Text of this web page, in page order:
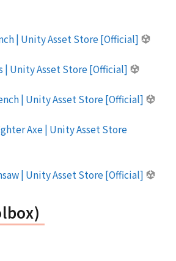
| Unity Asset Store [Official]
| Unity Asset Store [Official]
| Unity Asset Store [Official]
Axe | Unity Asset Store
| Unity Asset Store [Official]